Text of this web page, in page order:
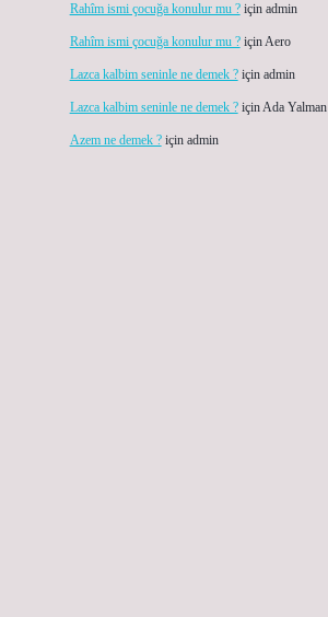
Rahîm ismi çocuğa konulur mu ?için admin
Rahîm ismi çocuğa konulur mu ?içinAero
Lazca kalbim seninle ne demek ?için admin
Lazca kalbim seninle ne demek ?içinAda Yalman
Azem ne demek ?için admin